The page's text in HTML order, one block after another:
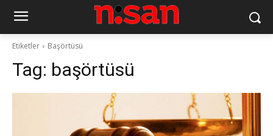
Etiketler Başörtüsü
Tag: başörtüsü